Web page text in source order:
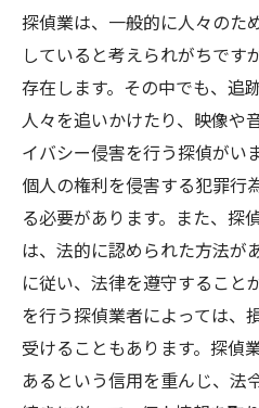
探偵業は、一般的に人々のた
していると考えられがちです
存在します。その中でも、追
人々を追いかけたり、映像や
イバシー侵害を行う探偵がい
個人の権利を侵害する犯罪行
る必要があります。また、探
は、法的に認められた方法が
に従い、法律を遵守すること
を行う探偵業者によっては、
受けることもあります。探偵
あるという信用を重んじ、法